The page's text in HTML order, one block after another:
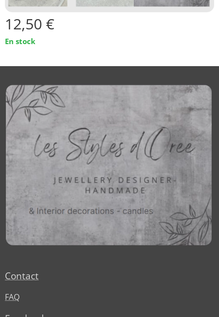
12,50 €
En stock
Contact
FAQ